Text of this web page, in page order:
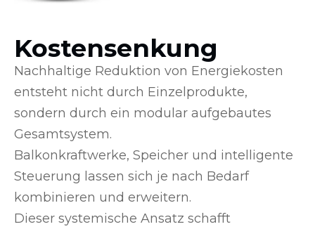
Kostensenkung
Nachhaltige Reduktion von Energiekosten
entsteht nicht durch Einzelprodukte,
sondern durch ein modular aufgebautes
Gesamtsystem.
Balkonkraftwerke, Speicher und intelligente
Steuerung lassen sich je nach Bedarf
kombinieren und erweitern.
Dieser systemische Ansatz schafft